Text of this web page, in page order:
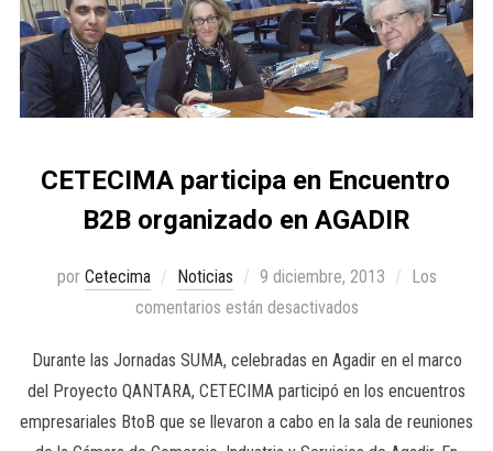
CETECIMA participa en Encuentro
B2B organizado en AGADIR
por Cetecima Noticias 9 diciembre, 2013
Los
comentarios están desactivados
Durante las Jornadas SUMA, celebradas en Agadir en el marco
del Proyecto QANTARA, CETECIMA participó en los encuentros
empresariales BtoB que se llevaron a cabo en la sala de reuniones